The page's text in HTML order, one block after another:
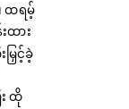
ထရမ့်
ထား
ြှင့်ခဲ့
ထို